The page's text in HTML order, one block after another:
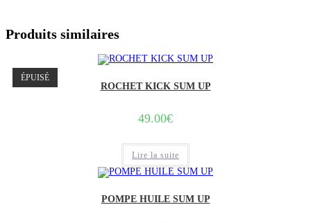
Produits similaires
ÉPUISÉ
ROCHET KICK SUM UP
49.00€
Lire la suite
POMPE HUILE SUM UP